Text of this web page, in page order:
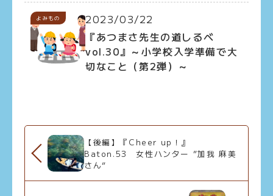
よみもの
2023/03/22
『あつまさ先生の道しるべ
vol.30』～小学校入学準備で大
切なこと（第2弾）～
【後編】『Cheer up！』
Baton.53 女性ハンター ”加我 麻美
さん”